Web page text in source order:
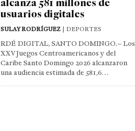
usuarios digitales
SULAY RODRÍGUEZ| DEPORTES
RDÉ DIGITAL, SANTO DOMINGO.– Los
XXV Juegos Centroamericanos y del
Caribe Santo Domingo 2026 alcanzaron
una audiencia estimada de 581,6…